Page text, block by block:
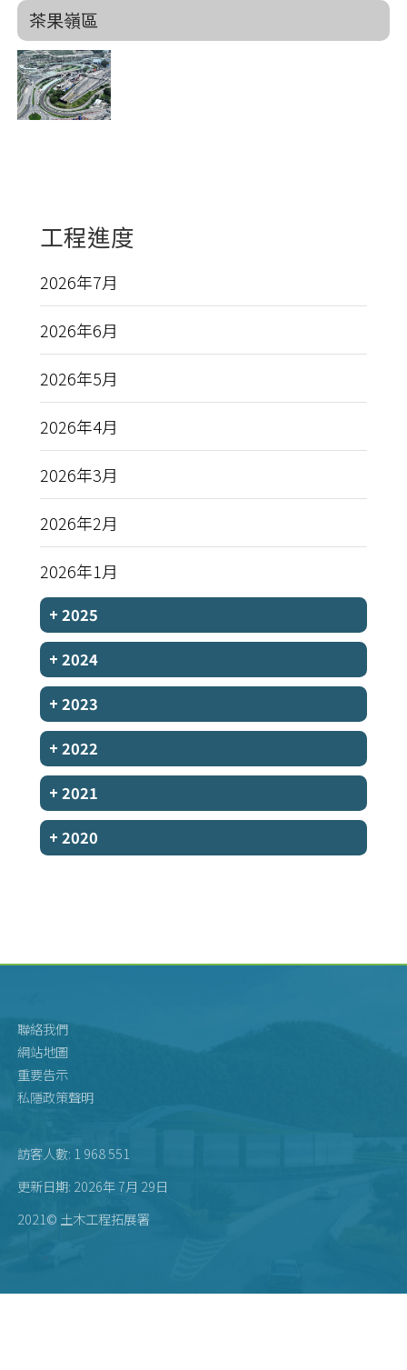
茶果嶺區
工程進度
2026年7月
2026年6月
2026年5月
2026年4月
2026年3月
2026年2月
2026年1月
+ 2025
+ 2024
+ 2023
+ 2022
+ 2021
+ 2020
聯絡我們
網站地圖
重要告示
私隱政策聲明
訪客人數: 1 968 551
更新日期: 2026年 7月 29日
2021© 土木工程拓展署